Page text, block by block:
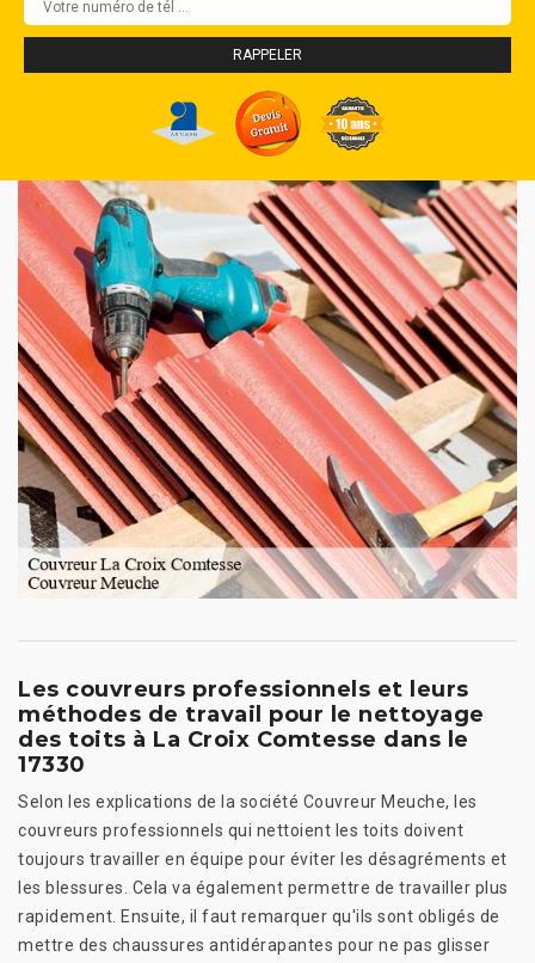
Les couvreurs professionnels et leurs
méthodes de travail pour le nettoyage
des toits à La Croix Comtesse dans le
17330
Selon les explications de la société Couvreur Meuche, les
couvreurs professionnels qui nettoient les toits doivent
toujours travailler en équipe pour éviter les désagréments et
les blessures. Cela va également permettre de travailler plus
rapidement. Ensuite, il faut remarquer qu'ils sont obligés de
mettre des chaussures antidérapantes pour ne pas glisser